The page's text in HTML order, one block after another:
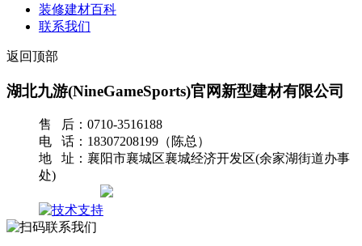
装修建材百科
联系我们
返回顶部
湖北九游(NineGameSports)官网新型建材有限公司
售 后：0710-3516188
电 话：18307208199（陈总）
地 址：襄阳市襄城区襄城经济开发区(余家湖街道办事
处)